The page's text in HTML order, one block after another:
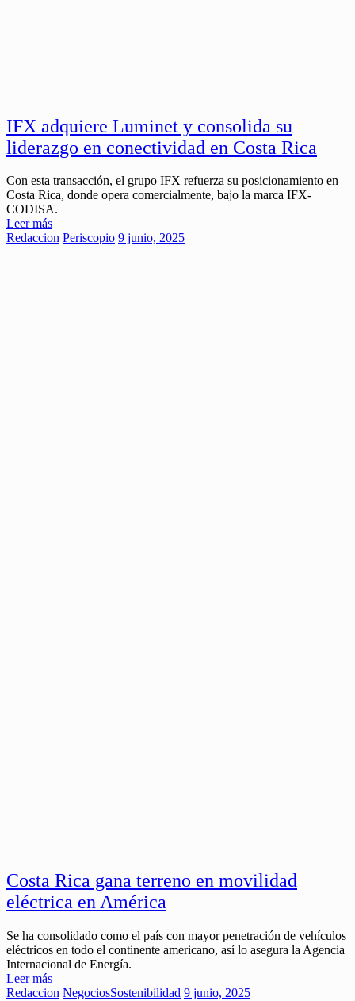
IFX adquiere Luminet y consolida su
liderazgo en conectividad en Costa Rica
Con esta transacción, el grupo IFX refuerza su posicionamiento en
Costa Rica, donde opera comercialmente, bajo la marca IFX-
CODISA.
Leer más
Redaccion Periscopio 9 junio, 2025
Costa Rica gana terreno en movilidad
eléctrica en América
Se ha consolidado como el país con mayor penetración de vehículos
eléctricos en todo el continente americano, así lo asegura la Agencia
Internacional de Energía.
Leer más
Redaccion NegociosSostenibilidad 9 junio, 2025